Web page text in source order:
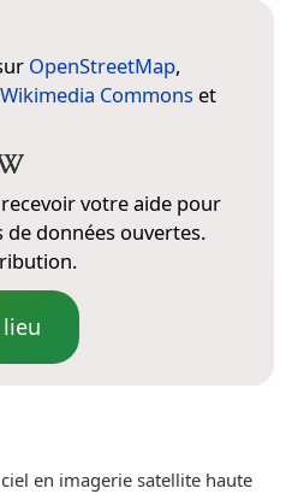
OpenStreetMap,
Wikimedia Commons et
votre aide pour
données ouvertes.
en imagerie satellite haute